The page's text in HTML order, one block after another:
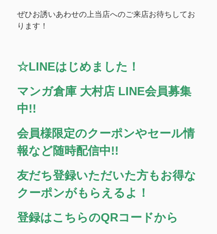
ぜひお誘いあわせの上当店へのご来店お待ちしてお
ります！
☆LINEはじめました！
マンガ倉庫 大村店 LINE会員募集
中!!
会員様限定のクーポンやセール情
報など随時配信中!!
友だち登録いただいた方もお得な
クーポンがもらえるよ！
登録はこちらのQRコードから